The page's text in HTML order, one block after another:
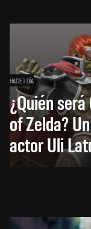
HACE 1 DÍA
¿Quién
of Zelda?
actor Uli